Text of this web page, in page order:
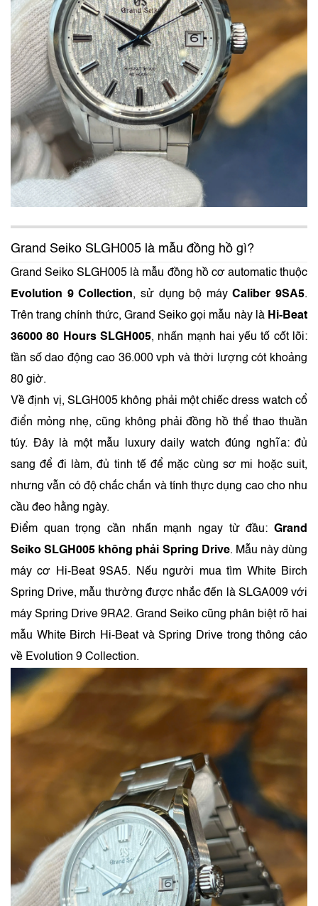
Grand Seiko SLGH005 là mẫu đồng hồ gì?
Grand Seiko SLGH005 là mẫu đồng hồ cơ automatic thuộc
Evolution 9 Collection, sử dụng bộ máyCaliber 9SA5.
Trên trang chính thức, Grand Seiko gọi mẫu này là Hi-Beat
36000 80 Hours SLGH005, nhấn mạnh hai yếu tố cốt lõi:
tần số dao động cao 36.000 vph và thời lượng cót khoảng
80 giờ.
Về định vị, SLGH005 không phải một chiếc dress watch cổ
điển mỏng nhẹ, cũng không phải đồng hồ thể thao thuần
túy. Đây là một mẫu luxury daily watch đúng nghĩa: đủ
sang để đi làm, đủ tinh tế để mặc cùng sơ mi hoặc suit,
nhưng vẫn có độ chắc chắn và tính thực dụng cao cho nhu
cầu đeo hằng ngày.
Điểm quan trọng cần nhấn mạnh ngay từ đầu: Grand
Seiko SLGH005 không phải Spring Drive. Mẫu này dùng
máy cơ Hi-Beat 9SA5. Nếu người mua tìm White Birch
Spring Drive, mẫu thường được nhắc đến là SLGA009 với
máy Spring Drive 9RA2. Grand Seiko cũng phân biệt rõ hai
mẫu White Birch Hi-Beat và Spring Drive trong thông cáo
về Evolution 9 Collection.